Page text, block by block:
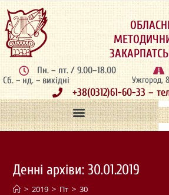
Пн. – пт. / 9.00–18.00
Сб. – нд. – вихідні
Ужгород,
+38(0312)61-60-33 –
Денні архіви: 30.01.2019
> 2019 > Пт > 30